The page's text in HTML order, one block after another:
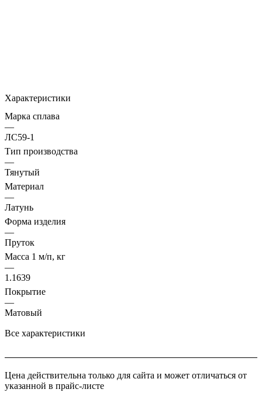
Характеристики
Марка сплава
—
ЛС59-1
Тип производства
—
Тянутый
Материал
—
Латунь
Форма изделия
—
Пруток
Масса 1 м/п, кг
—
1.1639
Покрытие
—
Матовый
Все характеристики
Цена действительна только для сайта и может отличаться от
указанной в прайс-листе